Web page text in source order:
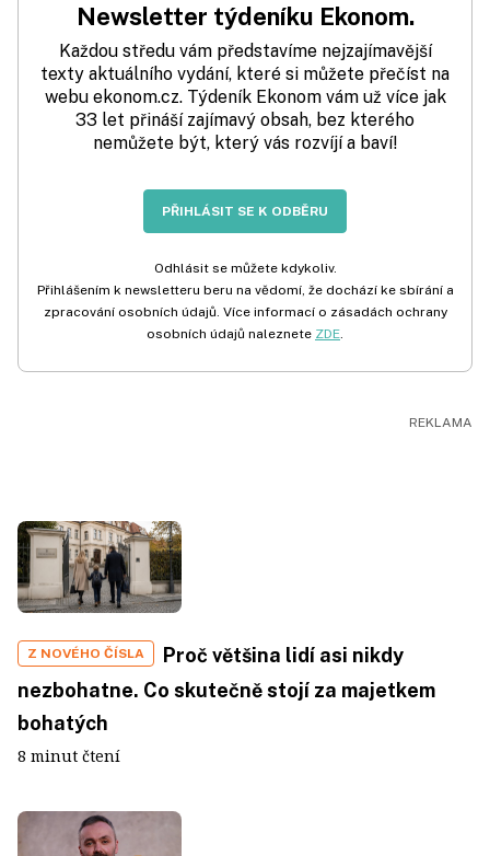
Newsletter týdeníku Ekonom.
Každou středu vám představíme nejzajímavější
texty aktuálního vydání, které si můžete přečíst na
webu ekonom.cz. Týdeník Ekonom vám už více jak
33 let přináší zajímavý obsah, bez kterého
nemůžete být, který vás rozvíjí a baví!
PŘIHLÁSIT SE K ODBĚRU
Odhlásit se můžete kdykoliv.
Přihlášením k newsletteru beru na vědomí, že dochází ke sbírání a
zpracování osobních údajů. Více informací o zásadách ochrany
osobních údajů naleznete ZDE
Z NOVÉHO ČÍSLA
Proč většina lidí asi nikdy
nezbohatne. Co skutečně stojí za majetkem
bohatých
8 minut čtení